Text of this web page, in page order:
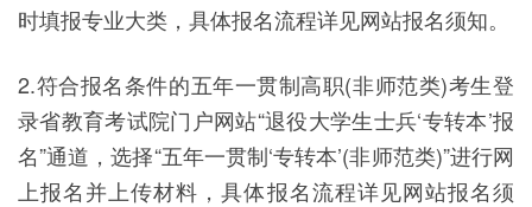
时填报专业大类，具体报名流程详见网站报名须知。
2.符合报名条件的五年一贯制高职(非师范类)考生登
录省教育考试院门户网站“退役大学生士兵‘专转本’报
名”通道，选择“五年一贯制‘专转本’(非师范类)”进行网
上报名并上传材料，具体报名流程详见网站报名须